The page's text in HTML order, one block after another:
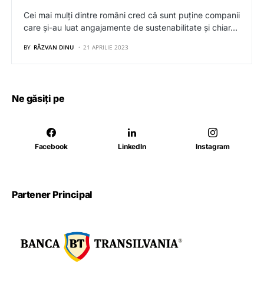
Cei mai mulți dintre români cred că sunt puține companii
care și-au luat angajamente de sustenabilitate și chiar…
BY RĂZVAN DINU 21 APRILIE 2023
Ne găsiți pe
Facebook LinkedIn Instagram
Partener Principal